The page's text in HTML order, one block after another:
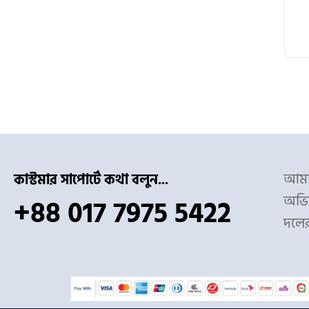
কাস্টমার সাপোর্টে কথা বলুন...
+88 017 7975 5422